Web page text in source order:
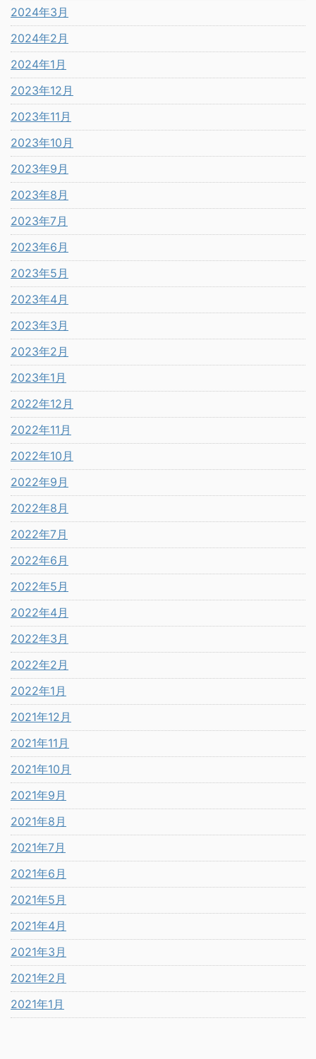
2024年3月
2024年2月
2024年1月
2023年12月
2023年11月
2023年10月
2023年9月
2023年8月
2023年7月
2023年6月
2023年5月
2023年4月
2023年3月
2023年2月
2023年1月
2022年12月
2022年11月
2022年10月
2022年9月
2022年8月
2022年7月
2022年6月
2022年5月
2022年4月
2022年3月
2022年2月
2022年1月
2021年12月
2021年11月
2021年10月
2021年9月
2021年8月
2021年7月
2021年6月
2021年5月
2021年4月
2021年3月
2021年2月
2021年1月